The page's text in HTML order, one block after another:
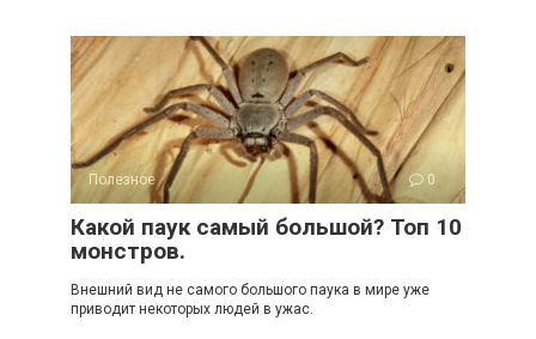
Полезное 0
Какой паук самый большой? Топ 10
монстров.
Внешний вид не самого большого паука в мире уже
приводит некоторых людей в ужас.